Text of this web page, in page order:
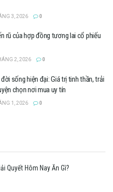
3, 2026 0
rũ của hợp đồng tương lai cổ phiếu
2, 2026 0
sống hiện đại: Giá trị tinh thần, trải
chọn nơi mua uy tín
1, 2026 0
Quyết Hôm Nay Ăn Gì?